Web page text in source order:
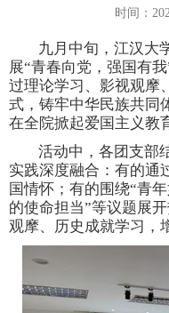
时间：
九月中旬 ，江汉大
展“青春向党，强国有
过理论学习、影视观摩、
式，铸牢中华民族共同
在全院掀起爱国主义教
活动中，各团支部
实践深度融合：有的通
国情怀；有的围绕“青
的使命担当”等议题展
观摩、历史成就学习，